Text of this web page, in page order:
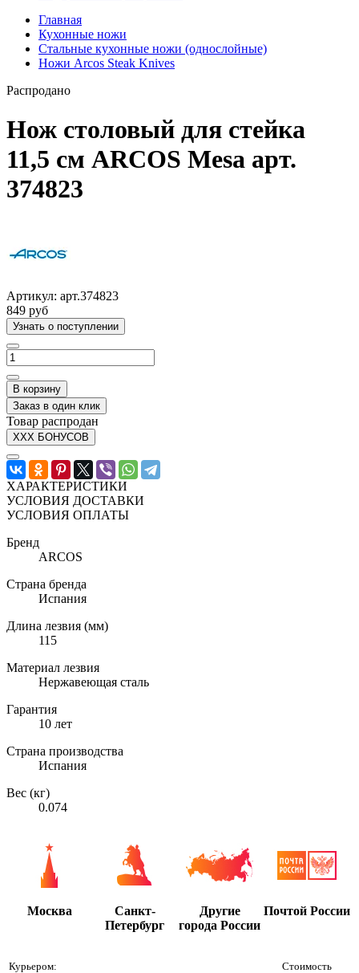
Главная
Кухонные ножи
Стальные кухонные ножи (однослойные)
Ножи Arcos Steak Knives
Распродано
Нож столовый для стейка
11,5 см ARCOS Mesa арт.
374823
Артикул: арт.374823
849 руб
Узнать о поступлении
В корзину
Заказ в один клик
Товар распродан
XXX БОНУСОВ
ХАРАКТЕРИСТИКИ
УСЛОВИЯ ДОСТАВКИ
УСЛОВИЯ ОПЛАТЫ
Бренд
ARCOS
Страна бренда
Испания
Длина лезвия (мм)
115
Материал лезвия
Нержавеющая сталь
Гарантия
10 лет
Страна производства
Испания
Вес (кг)
0.074
Москва
Курьером:
Санкт-
Петербург
Другие
города России
Почтой России
Стоимость